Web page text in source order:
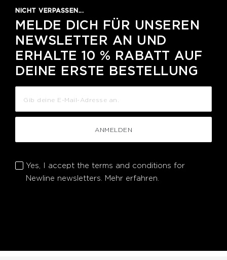
NICHT VERPASSEN...
MELDE DICH FÜR UNSEREN
NEWSLETTER AN UND
ERHALTE 10 % RABATT AUF
DEINE ERSTE BESTELLUNG
ANMELDEN
Yes, I accept the terms and conditions for
Newline newsletters. Mehr erfahren.